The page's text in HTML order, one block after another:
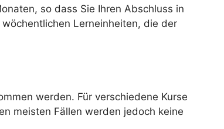
so dass Sie Ihren Abschluss in
Lerneinheiten, die der
werden. Für verschiedene Kurse
meisten Fällen werden jedoch keine